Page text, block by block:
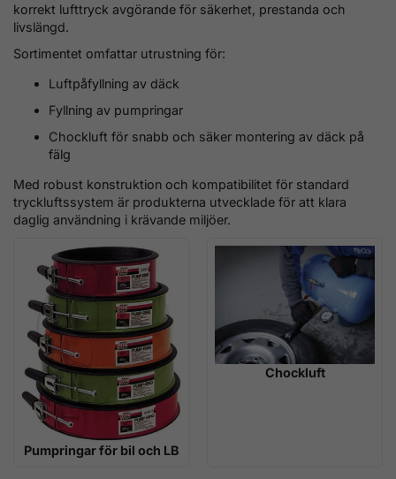
korrekt lufttryck avgörande för säkerhet, prestanda och
livslängd.
Sortimentet omfattar utrustning för:
Luftpåfyllning av däck
Fyllning av pumpringar
Chockluft för snabb och säker montering av däck på
fälg
Med robust konstruktion och kompatibilitet för standard
tryckluftssystem är produkterna utvecklade för att klara
daglig användning i krävande miljöer.
Pumpringar för bil och LB
Chockluft